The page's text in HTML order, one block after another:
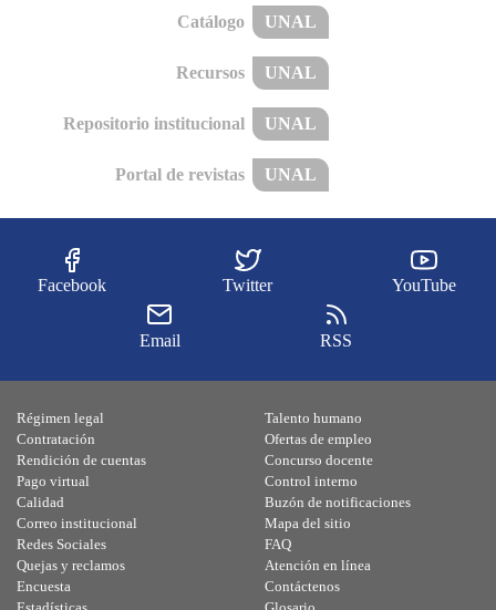
Catálogo UNAL
Recursos UNAL
Repositorio institucional UNAL
Portal de revistas UNAL
Facebook Twitter YouTube
Email RSS
Régimen legal
Contratación
Rendición de cuentas
Pago virtual
Calidad
Talento humano
Ofertas de empleo
Concurso docente
Control interno
Buzón de notificaciones
Correo institucional
Redes Sociales
Quejas y reclamos
Encuesta
Mapa del sitio
FAQ
Atención en línea
Contáctenos